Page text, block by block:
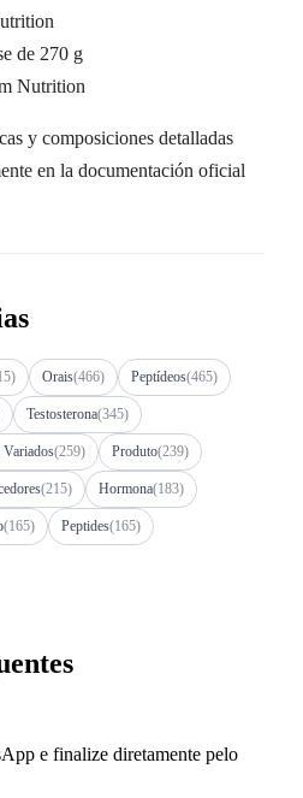
de 270 g
Nutrition
y composiciones detalladas
en la documentación oficial
Orais(466) Peptídeos(465)
Testosterona(345)
(259) Produto(239)
(215) Hormona(183)
(165) Peptides(165)
e finalize diretamente pelo